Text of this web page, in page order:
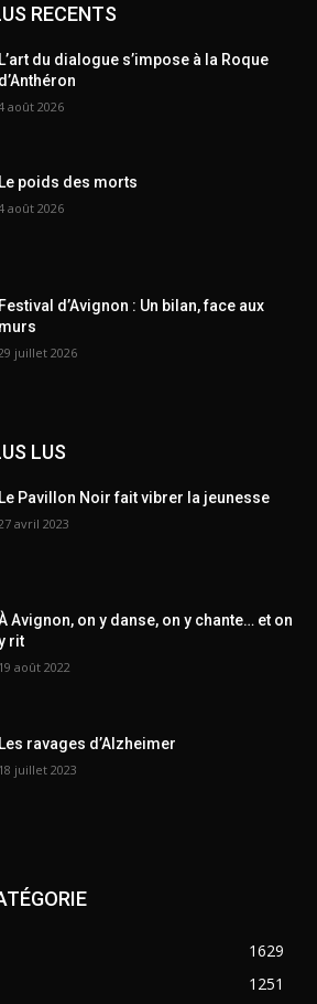
RECENTS
L’art du dialogue s’impose à la Roque
d’Anthéron
août 2026
Le poids des morts
août 2026
Festival d’Avignon : Un bilan, face aux
murs
juillet 2026
LUS
Le Pavillon Noir fait vibrer la jeunesse
avril 2023
Avignon, on y danse, on y chante… et on
rit
19 août 2022
Les ravages d’Alzheimer
18 juillet 2023
1629
1251